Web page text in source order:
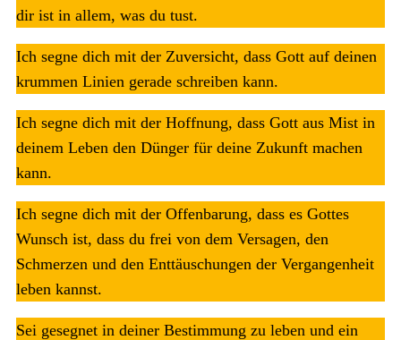
dir ist in allem, was du tust.
Ich segne dich mit der Zuversicht, dass Gott auf deinen
krummen Linien gerade schreiben kann.
Ich segne dich mit der Hoffnung, dass Gott aus Mist in
deinem Leben den Dünger für deine Zukunft machen
kann.
Ich segne dich mit der Offenbarung, dass es Gottes
Wunsch ist, dass du frei von dem Versagen, den
Schmerzen und den Enttäuschungen der Vergangenheit
leben kannst.
Sei gesegnet in deiner Bestimmung zu leben und ein